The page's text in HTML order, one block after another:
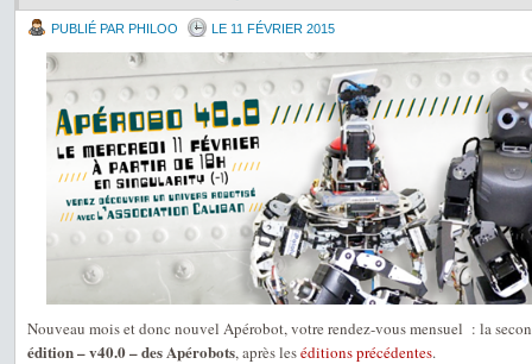
PUBLIÉ PAR PHILOO LE 11 FÉVRIER 2015
Nouveau mois et donc nouvel Apérobot, votre rendez-vous mensuel : la
édition – v40.0 – des Apérobots, après leséditions précédentes.